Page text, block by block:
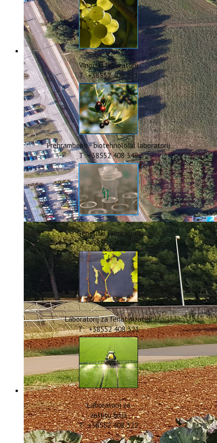
Zaštita osobnih podataka
Godišnji izvještaj
Javna nabava
Natječaji za radna mjesta
Zakonodavni okvir
Akti Instituta
Linkovi
Kontakt
webmail
Popularizacija znanosti
ERASMUS+
HyPro4ST
DIGIAGRI
GreenTea
CIRCOLIVE
Vinarski laboratorij
T: +38552 408 331
Prehrambeno - biotehnološki laboratorij
T: +38552 408 348
Genetički laboratorij
T: +38552 408 336
Laboratorij za fenotipizaciju
T: +38552 408 321
Laboratorij za
zaštitu bilja
T: +38552 408 322